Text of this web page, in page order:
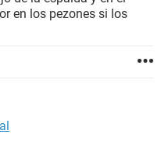
en los pezones si los